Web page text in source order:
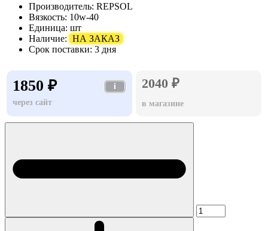
Производитель: REPSOL
Вязкость: 10w-40
Единица: шт
Наличие: НА ЗАКАЗ
Срок поставки: 3 дня
1850 ₽
i
через сайт
2040 ₽
в магазине